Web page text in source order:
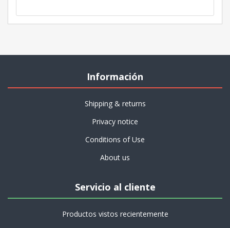
Información
Shipping & returns
Privacy notice
Conditions of Use
About us
Servicio al cliente
Productos vistos recientemente